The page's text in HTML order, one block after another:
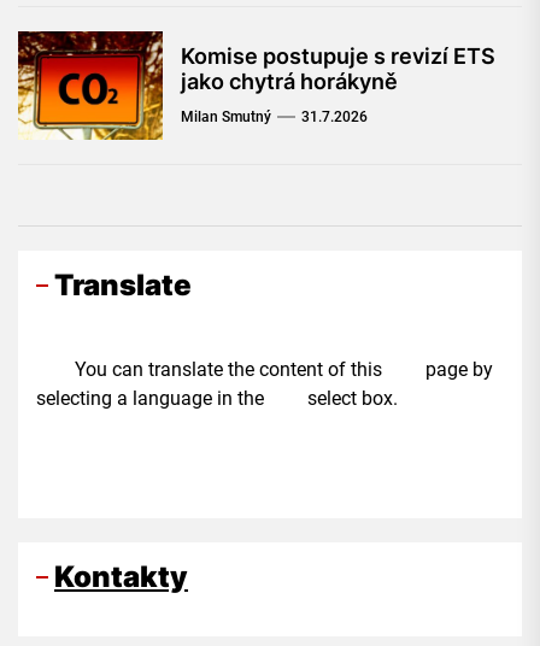
Komise postupuje s revizí ETS
jako chytrá horákyně
Milan Smutný 31.7.2026
Translate
You can translate the content of this page by
selecting a language in the select box.
Kontakty